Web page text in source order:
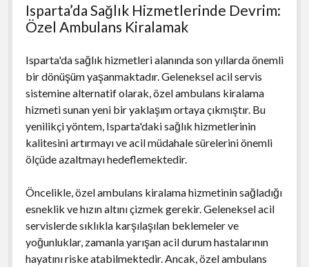
Isparta’da Sağlık Hizmetlerinde Devrim:
Özel Ambulans Kiralamak
Isparta'da sağlık hizmetleri alanında son yıllarda önemli
bir dönüşüm yaşanmaktadır. Geleneksel acil servis
sistemine alternatif olarak, özel ambulans kiralama
hizmeti sunan yeni bir yaklaşım ortaya çıkmıştır. Bu
yenilikçi yöntem, Isparta'daki sağlık hizmetlerinin
kalitesini artırmayı ve acil müdahale sürelerini önemli
ölçüde azaltmayı hedeflemektedir.
Öncelikle, özel ambulans kiralama hizmetinin sağladığı
esneklik ve hızın altını çizmek gerekir. Geleneksel acil
servislerde sıklıkla karşılaşılan beklemeler ve
yoğunluklar, zamanla yarışan acil durum hastalarının
hayatını riske atabilmektedir. Ancak, özel ambulans